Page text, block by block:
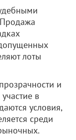
лоты
и
в
условия,
среди